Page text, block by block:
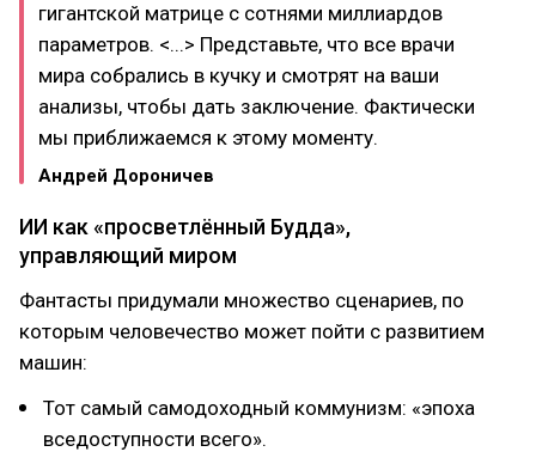
гигантской матрице с сотнями миллиардов
параметров. <...> Представьте, что все врачи
мира собрались в кучку и смотрят на ваши
анализы, чтобы дать заключение. Фактически
мы приближаемся к этому моменту.
Андрей Дороничев
ИИ как «просветлённый Будда»,
управляющий миром
Фантасты придумали множество сценариев, по
которым человечество может пойти с развитием
машин:
Тот самый самодоходный коммунизм: «эпоха
вседоступности всего».